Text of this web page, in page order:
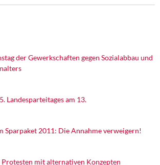
der Gewerkschaften gegen Sozialabbau und
Landesparteitages am 13.
Sparpaket 2011: Die Annahme verweigern!
Protesten mit alternativen Konzepten